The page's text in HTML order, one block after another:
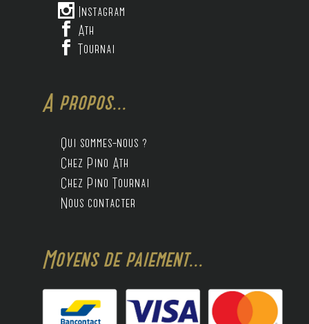
 Instagram
 Ath
 Tournai
A propos...
Qui sommes-nous ?
Chez Pino Ath
Chez Pino Tournai
Nous contacter
Moyens de paiement...